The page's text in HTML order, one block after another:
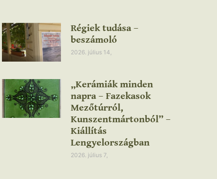
Régiek tudása –
beszámoló
2026. július 14,
„Kerámiák minden
napra – Fazekasok
Mezőtúrról,
Kunszentmártonból” –
Kiállítás
Lengyelországban
2026. július 7,